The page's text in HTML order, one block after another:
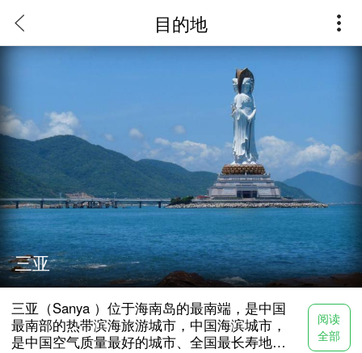
目的地
三亚
三亚（Sanya ）位于海南岛的最南端，是中国
最南部的热带滨海旅游城市，中国海滨城市，
是中国空气质量最好的城市、全国最长寿地区
阅读
全部